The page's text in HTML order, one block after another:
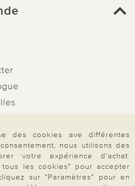
des cookies ave différentes
nous utilisons des
votre expérience d'achat.
tous les cookies" pour accepter
sur "Paramètres" pour en